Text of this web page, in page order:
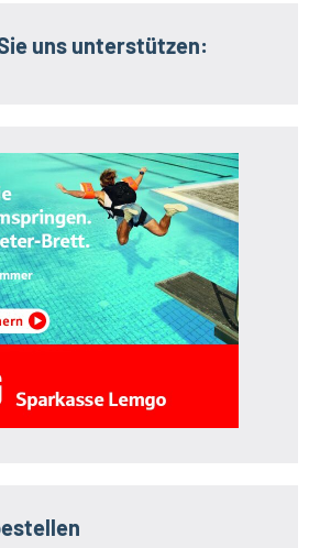
uns unterstützen: